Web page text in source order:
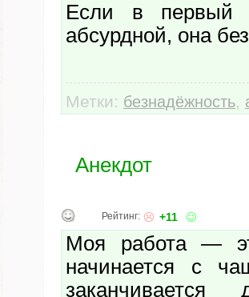
Если в первый
абсурдной, она
Метки: безнадёжность,
Анекдот
Рейтинг: +11
Моя работа —
начинается с